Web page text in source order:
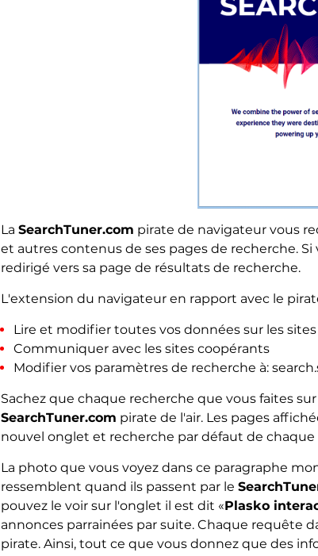
La SearchTuner.com pirate de navigateur vous
et autres contenus de ses pages de recherche.
redirigé vers sa page de résultats de recherche.
L'extension du navigateur en rapport avec le
Lire et modifier toutes vos données sur les
Communiquer avec les sites coopérants
Modifier vos paramètres de recherche à:
Sachez que chaque recherche que vous faites
SearchTuner.com pirate de l'air. Les pages
nouvel onglet et recherche par défaut de
La photo que vous voyez dans ce paragraphe
ressemblent quand ils passent par le
pouvez le voir sur l'onglet il est dit «Plasko
annonces parrainées par suite. Chaque requête
pirate. Ainsi, tout ce que vous donnez que des